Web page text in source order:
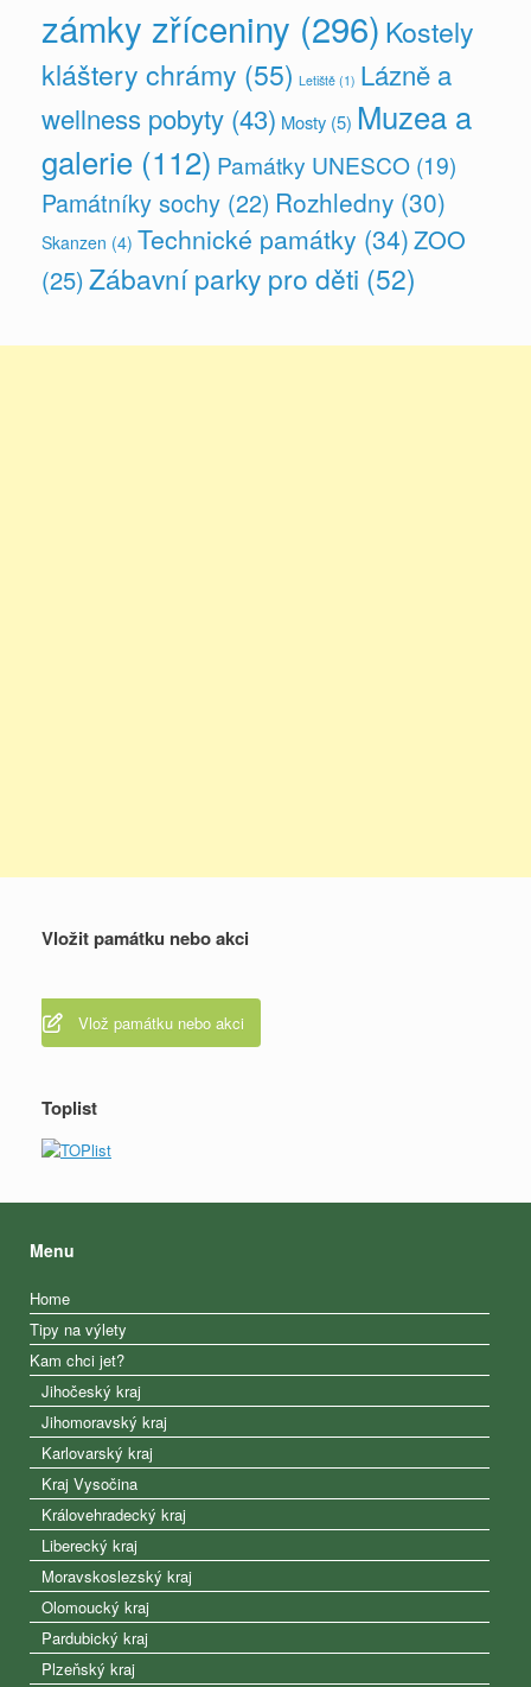
zámky zříceniny (296) Kostely
kláštery chrámy (55) Letiště (1) Lázně a
wellness pobyty (43) Mosty (5) Muzea a
galerie (112) Památky UNESCO (19)
Památníky sochy (22) Rozhledny (30)
Skanzen (4) Technické památky (34)ZOO
(25)Zábavní parky pro děti (52)
Vložit památku nebo akci
Vlož památku nebo akci
Toplist
Menu
Home
Tipy na výlety
Kam chci jet?
Jihočeský kraj
Jihomoravský kraj
Karlovarský kraj
Kraj Vysočina
Královehradecký kraj
Liberecký kraj
Moravskoslezský kraj
Olomoucký kraj
Pardubický kraj
Plzeňský kraj